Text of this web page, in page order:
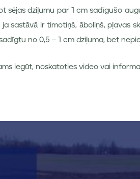
sējas dziļumu par 1 cm sadīgušo
sastāvā ir timotiņš, āboliņš, pļavas
no 0,5 – 1 cm dziļuma, bet
iegūt, noskatoties video vai